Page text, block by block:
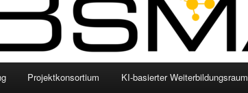
Projektkonsortium KI-basierter Weiterbildungsraum